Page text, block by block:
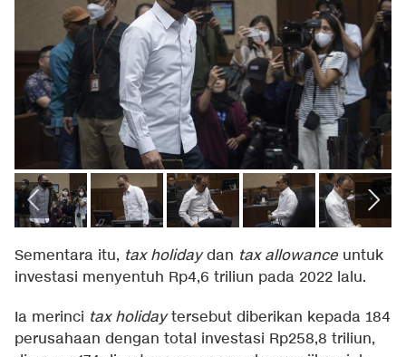
Sementara itu, tax holidaydan tax allowance untuk
investasi menyentuh Rp4,6 triliun pada 2022 lalu.
Ia merinci tax holidaytersebut diberikan kepada 184
perusahaan dengan total investasi Rp258,8 triliun,